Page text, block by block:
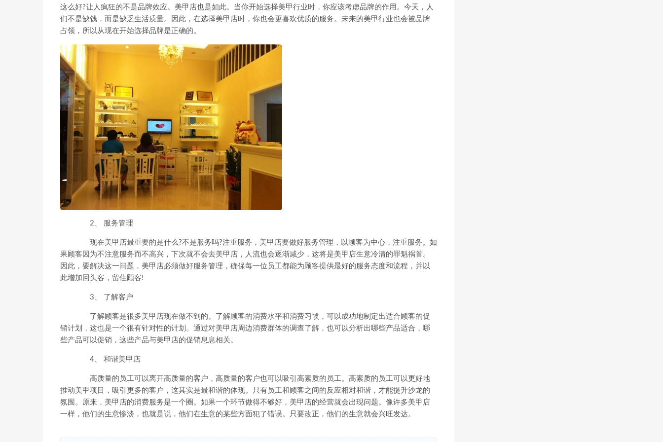
这么好?让人疯狂的不是品牌效应。美甲店也是如此。当你开始选择美甲行业时，你应该考虑品牌的作用。今天，人
们不是缺钱，而是缺乏生活质量。因此，在选择美甲店时，你也会更喜欢优质的服务。未来的美甲行业也会被品牌
占领，所以从现在开始选择品牌是正确的。
2、 服务管理
现在美甲店最重要的是什么?不是服务吗?注重服务，美甲店要做好服务管理，以顾客为中心，注重服务。如
果顾客因为不注意服务而不高兴，下次就不会去美甲店，人流也会逐渐减少，这将是美甲店生意冷清的罪魁祸首。
因此，要解决这一问题，美甲店必须做好服务管理，确保每一位员工都能为顾客提供最好的服务态度和流程，并以
此增加回头客，留住顾客!
3、 了解客户
了解顾客是很多美甲店现在做不到的。了解顾客的消费水平和消费习惯，可以成功地制定出适合顾客的促
销计划，这也是一个很有针对性的计划。通过对美甲店周边消费群体的调查了解，也可以分析出哪些产品适合，哪
些产品可以促销，这些产品与美甲店的促销息息相关。
4、 和谐美甲店
高质量的员工可以离开高质量的客户，高质量的客户也可以吸引高素质的员工。高素质的员工可以更好地
推动美甲项目，吸引更多的客户，这其实是最和谐的体现。只有员工和顾客之间的反应相对和谐，才能提升沙龙的
氛围。原来，美甲店的消费服务是一个圈。如果一个环节做得不够好，美甲店的经营就会出现问题。像许多美甲店
一样，他们的生意惨淡，也就是说，他们在生意的某些方面犯了错误。只要改正，他们的生意就会兴旺发达。